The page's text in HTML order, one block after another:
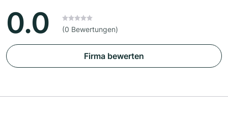
0.0 (0 Bewertungen)
Firma bewerten